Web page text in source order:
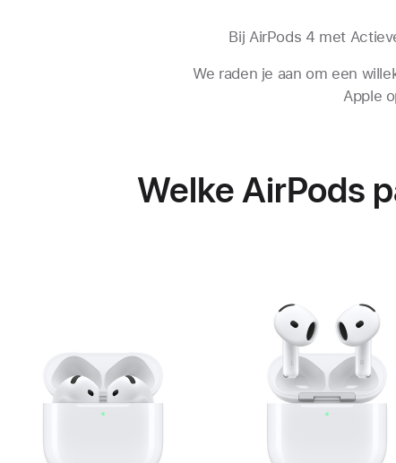
Bij AirPods 4 met
We raden je aan om een
Apple
Welke AirPods